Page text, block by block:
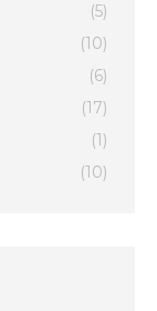
(5)
(10)
(6)
(17)
(1)
(10)